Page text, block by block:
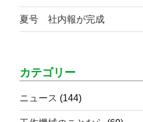
夏号 社内報が完成
カテゴリー
ニュース (144)